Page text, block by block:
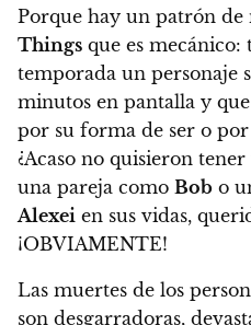
Porque hay un patrón de
Things que es mecánico:
temporada un personaje
minutos en pantalla y
por su forma de ser o por
¿Acaso no quisieron
una pareja como Bob o
Alexei en sus vidas,
¡OBVIAMENTE!
Las muertes de los
son desgarradoras,